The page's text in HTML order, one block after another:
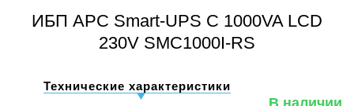
ИБП APC Smart-UPS C 1000VA LCD
230V SMC1000I-RS
Технические характеристики
В наличии